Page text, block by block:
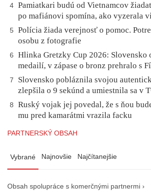
4 Pamiatkari budú od Vietnamcov
po mafiánovi spomína, ako vyzerala
5
Polícia žiada verejnosť o pomoc.
osobu z fotografie
6
Hlinka Gretzky Cup 2026: Slovensko
medailí, v zápase o bronz prehralo s
7
Slovensko pobláznila svojou
zlepšila o 9 sekúnd a umiestnila sa v
8
Ruský vojak jej povedal, že s ňou
mu pred kamarátmi vrazila facku
PARTNERSKÝ OBSAH
Vybrané Najnovšie Najčítanejšie
Obsah spolupráce s komerčnými partnermi ›